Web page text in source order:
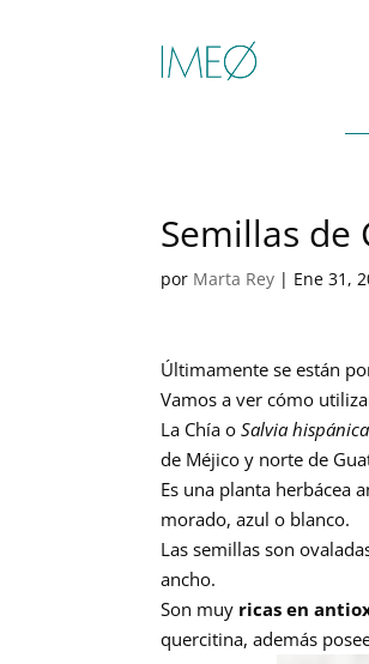
Semillas de
por Marta Rey | Ene 31,
Últimamente se están
Vamos a ver cómo
La Chía oSalvia hispánica
de Méjico y norte de
Es una planta herbácea
morado, azul o blanco.
Las semillas son
ancho.
Son muy ricas en
quercitina, además